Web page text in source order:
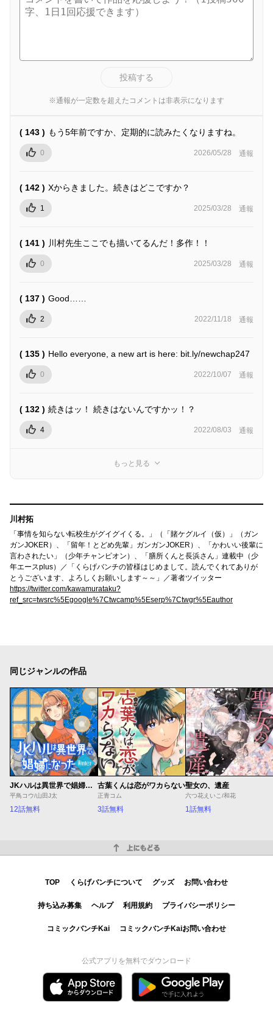
投稿する
※通報が一定数を超えたコメントは非表示になります
( 143 ) もう5年前ですか、定期的に読みたくなりますね。
0 2026/05/28 通報
( 142 ) Xからきました。続きはどこですか？
1 2025/03/28 通報
( 141 ) 川村先生ここでも描いてるんだ！多作！！
0 2025/03/28 通報
( 137 ) Good……
2 2022/11/18 通報
( 135 ) Hello everyone, a new art is here: bit.ly/newchap247
0 2022/10/07 通報
( 132 ) 続きはッ！ 続きはないんですかッ！？
4 2022/08/03 通報
もっと見る
川村拓
「事情を知らない転校生がグイグイくる。」（「賭ケグルイ（仮）」（ガン
ガンJOKER）、「留年！とどめ先輩」ガンガンJOKER）、「かわいい後輩に
言わされたい」（少年チャンピオン）、「膳所くんと長浜さん」連載中（少
年エースplus）／「くらげバンチの皆様はじめまして。読んでくれてありが
とうございます、よろしくお願いします～～」／著者ツイッター
https://twitter.com/kawamurataku?
ref_src=twsrc%5Egoogle%7Ctwcamp%5Eserp%7Ctwgr%5Eauthor
同じジャンルの作品
JKハルは異世界で娼婦になった Winter
平鳥コウ/山田J太
12話無料
古葉くんは恋がワカらない
正青コム
3話無料
聖女の、遺産
六つ花えいこ/和花
1話無料
TOP くらげバンチについて グッズ お問い合わせ
持ち込み募集 ヘルプ 利用規約 プライバシーポリシー
コミックバンチKai コミックバンチKaiお問い合わせ
公式アプリを無料でダウンロード